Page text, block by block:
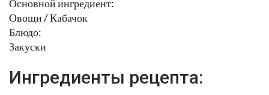
Основной ингредиент:
Овощи / Кабачок
Блюдо:
Закуски
Ингредиенты рецепта: